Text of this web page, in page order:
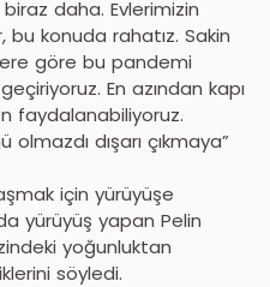
daha. Evlerimizin
bu konuda rahatız. Sakin
göre bu pandemi
En azından kapı
faydalanabiliyoruz.
dışarı çıkmaya”
için yürüyüşe
yürüyüş yapan Pelin
yoğunluktan
söyledi.